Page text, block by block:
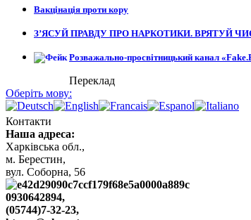
Вакцінація проти кору
З’ЯСУЙ ПРАВДУ ПРО НАРКОТИКИ. ВРЯТУЙ
Розважально-просвітницький канал
Переклад
Оберіть мову:
Контакти
Наша адреса:
Харківська обл.,
м. Берестин,
вул. Cоборна, 56
0930642894,
(05744)7-32-23,